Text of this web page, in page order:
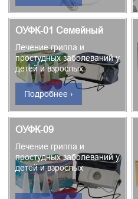
ОУФК-01 Семейный
Лечение гриппа и
простудных заболеваний у
детей и взрослых
Подробнее ›
ОУФК-09
Лечение гриппа и
простудных заболеваний у
детей и взрослых